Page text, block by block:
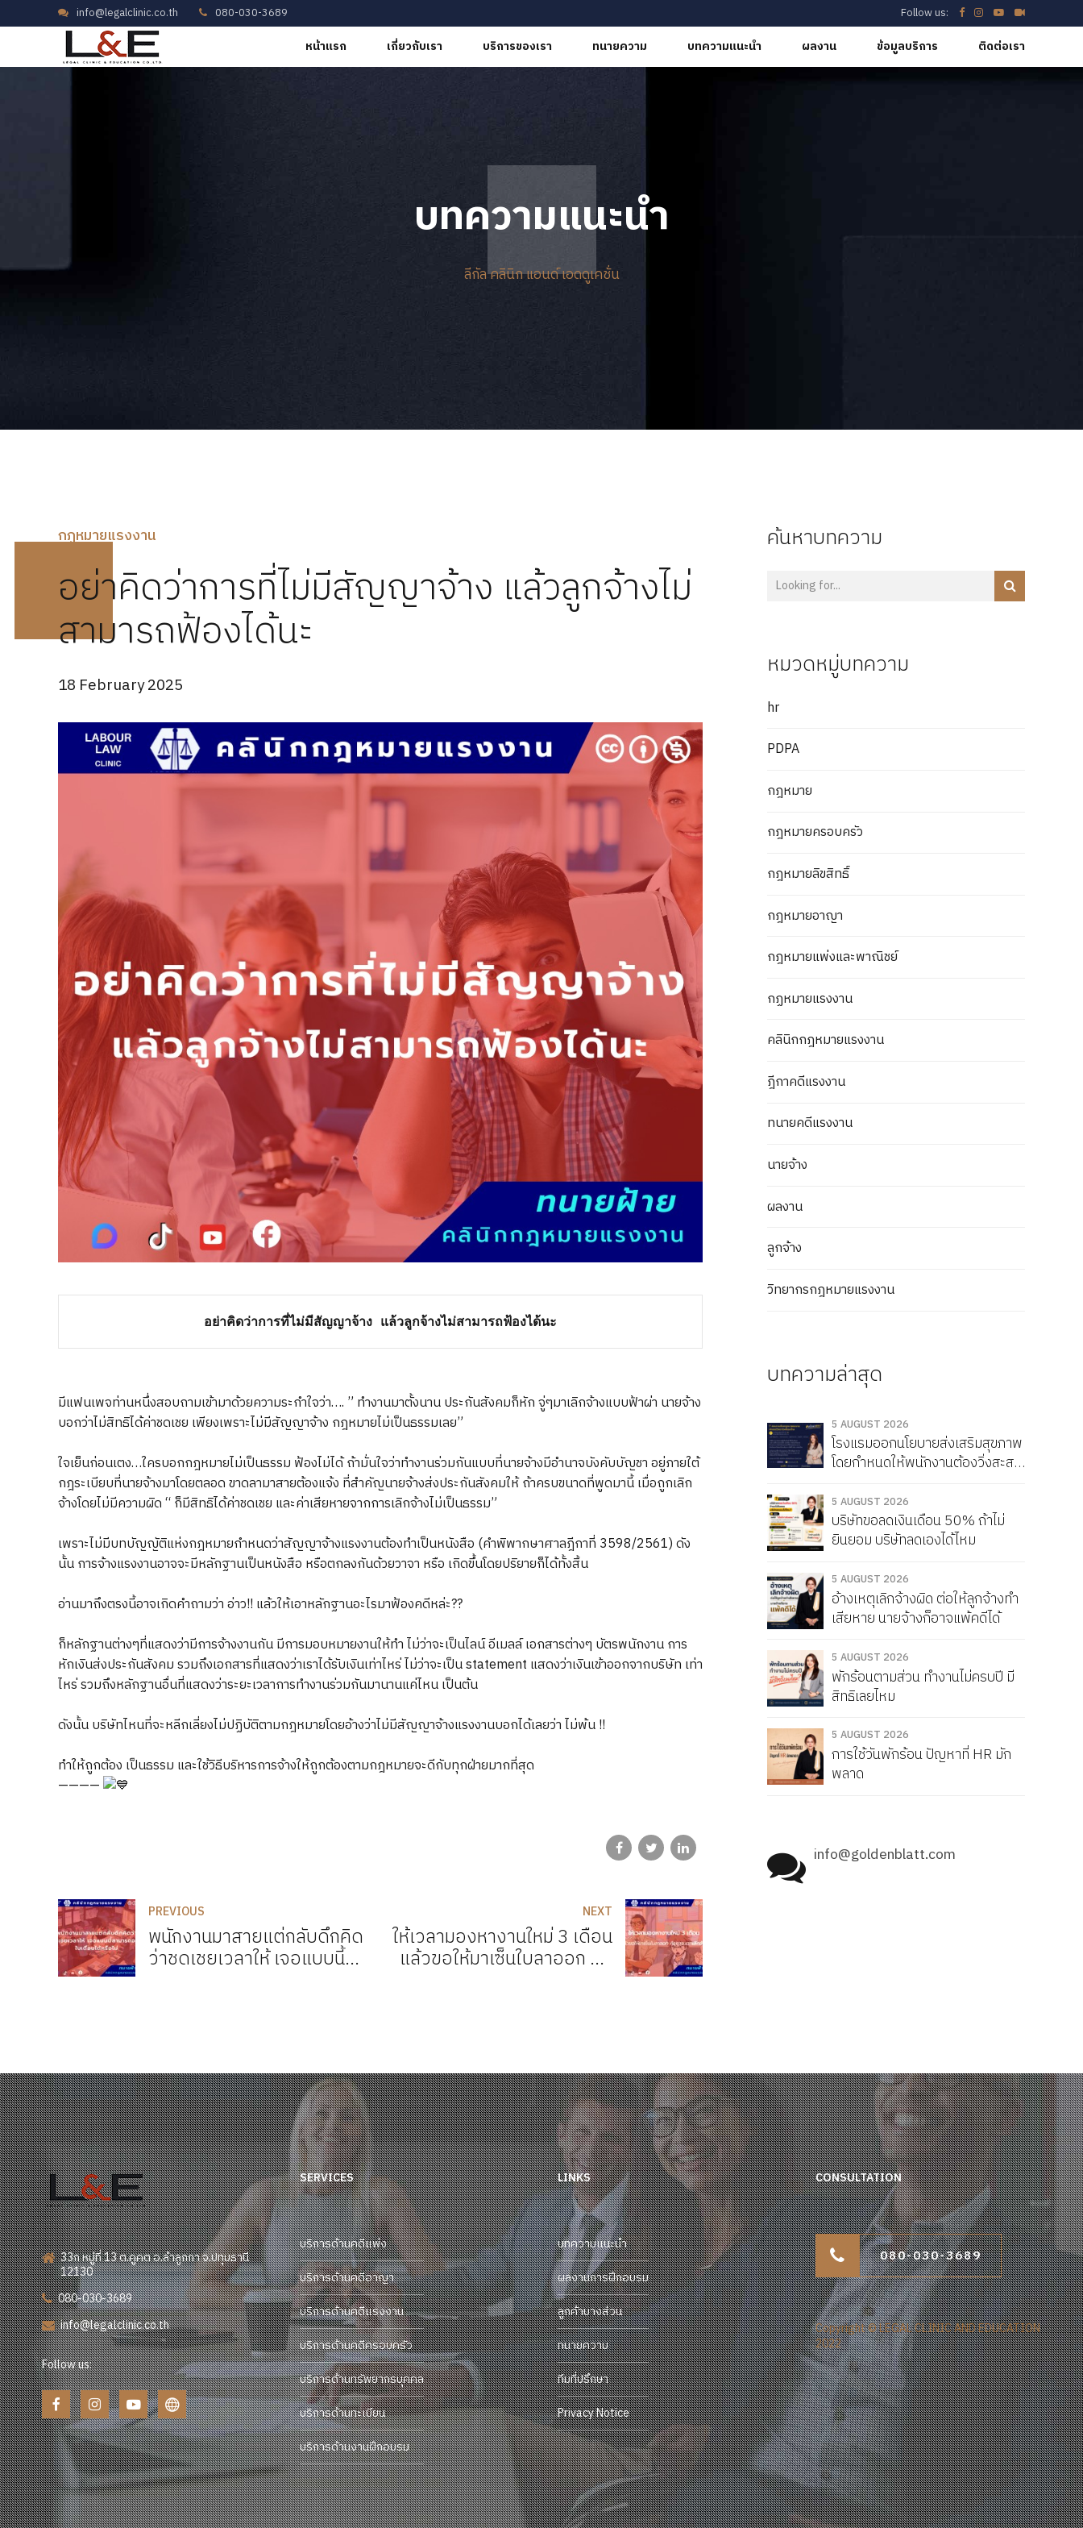
info@legalclinic.co.th 080-030-3689 Follow us:
หน้าแรก เกี่ยวกับเรา บริการของเรา ทนายความ บทความแนะนำ ผลงาน ข้อมูลบริการ ติดต่อเรา
บทความแนะนำ
ลีกัล คลินิก แอนด์ เอดดูเคชั่น
กฏหมายแรงงาน
อย่าคิดว่าการที่ไม่มีสัญญาจ้าง แล้วลูกจ้างไม่
สามารถฟ้องได้นะ
18 February 2025
อย่าคิดว่าการที่ไม่มีสัญญาจ้าง แล้วลูกจ้างไม่สามารถฟ้องได้นะ
มีแฟนเพจท่านหนึ่งสอบถามเข้ามาด้วยความระกำใจว่า…. ” ทำงานมาตั้งนาน ประกันสังคมก็หัก จู่ๆมาเลิกจ้างแบบฟ้าผ่า นายจ้าง
บอกว่าไม่สิทธิได้ค่าชดเชย เพียงเพราะไม่มีสัญญาจ้าง กฎหมายไม่เป็นธรรมเลย”
ใจเย็นก่อนเตง…ใครบอกกฎหมายไม่เป็นธรรม ฟ้องไม่ได้ ถ้ามั่นใจว่าทำงานร่วมกันแบบที่นายจ้างมีอำนาจบังคับบัญชา อยู่ภายใต้
กฎระเบียบที่นายจ้างมาโดยตลอด ขาดลามาสายต้องแจ้ง ที่สำคัญนายจ้างส่งประกันสังคมให้ ถ้าครบขนาดที่พูดมานี้ เมื่อถูกเลิก
จ้างโดยไม่มีความผิด “ ก็มีสิทธิได้ค่าชดเชย และค่าเสียหายจากการเลิกจ้างไม่เป็นธรรม”
เพราะไม่มีบทบัญญัติแห่งกฎหมายกำหนดว่าสัญญาจ้างแรงงานต้องทำเป็นหนังสือ (คำพิพากษาศาลฎีกาที่ 3598/2561) ดัง
นั้น การจ้างแรงงานอาจจะมีหลักฐานเป็นหนังสือ หรือตกลงกันด้วยวาจา หรือ เกิดขึ้นโดยปริยายก็ได้ทั้งสิ้น
อ่านมาถึงตรงนี้อาจเกิดคำถามว่า อ่าว!! แล้วให้เอาหลักฐานอะไรมาฟ้องคดีหล่ะ??
ก็หลักฐานต่างๆที่แสดงว่ามีการจ้างงานกัน มีการมอบหมายงานให้ทำ ไม่ว่าจะเป็นไลน์ อีเมลล์ เอกสารต่างๆ บัตรพนักงาน การ
หักเงินส่งประกันสังคม รวมถึงเอกสารที่แสดงว่าเราได้รับเงินเท่าไหร่ ไม่ว่าจะเป็น statement แสดงว่าเงินเข้าออกจากบริษัท เท่า
ไหร่ รวมถึงหลักฐานอื่นที่แสดงว่าระยะเวลาการทำงานร่วมกันมานานแค่ไหน เป็นต้น
ดังนั้น บริษัทไหนที่จะหลีกเลี่ยงไม่ปฏิบัติตามกฎหมายโดยอ้างว่าไม่มีสัญญาจ้างแรงงานบอกได้เลยว่า ไม่พ้น !!
ทำให้ถูกต้อง เป็นธรรม และใช้วิธีบริหารการจ้างให้ถูกต้องตามกฎหมายจะดีกับทุกฝ่ายมากที่สุด
————
PREVIOUS
พนักงานมาสายแต่กลับดึกคิด
ว่าชดเชยเวลาให้ เจอแบบนี้
NEXT
ให้เวลามองหางานใหม่ 3 เดือน
แล้วขอให้มาเซ็นใบลาออก คือ
ค้นหาบทความ
หมวดหมู่บทความ
hr
PDPA
กฎหมาย
กฎหมายครอบครัว
กฎหมายลิขสิทธิ์
กฎหมายอาญา
กฎหมายแพ่งและพาณิชย์
กฏหมายแรงงาน
คลินิกกฎหมายแรงงาน
ฎีกาคดีแรงงาน
ทนายคดีแรงงาน
นายจ้าง
ผลงาน
ลูกจ้าง
วิทยากรกฎหมายแรงงาน
บทความล่าสุด
5 AUGUST 2026
โรงแรมออกนโยบายส่งเสริมสุขภาพ
โดยกำหนดให้พนักงานต้องวิ่งสะสม
ไม่ครบจะถูกหัก Service Charge
แบบนี้ผิดกฎหมายไหม
5 AUGUST 2026
บริษัทขอลดเงินเดือน 50% ถ้าไม่
ยินยอม บริษัทลดเองได้ไหม
5 AUGUST 2026
อ้างเหตุเลิกจ้างผิด ต่อให้ลูกจ้างทำ
เสียหาย นายจ้างก็อาจแพ้คดีได้
5 AUGUST 2026
พักร้อนตามส่วน ทำงานไม่ครบปี มี
สิทธิเลยไหม
5 AUGUST 2026
การใช้วันพักร้อน ปัญหาที่ HR มัก
พลาด
info@goldenblatt.com
33ก หมู่ที่ 13 ต.คูคต อ.ลำลูกกา จ.ปทุมธานี
12130
080-030-3689
info@legalclinic.co.th
Follow us:
SERVICES
บริการด้านคดีแพ่ง
บริการด้านคดีอาญา
บริการด้านคดีแรงงาน
บริการด้านคดีครอบครัว
บริการด้านทรัพยากรบุคคล
บริการด้านทะเบียน
บริการด้านงานฝึกอบรม
LINKS
บทความแนะนำ
ผลงานการฝึกอบรม
ลูกค้าบางส่วน
ทนายความ
ทีมที่ปรึกษา
Privacy Notice
CONSULTATION
080-030-3689
Copyright © LEGAL CLINIC AND EDUCATION
2022